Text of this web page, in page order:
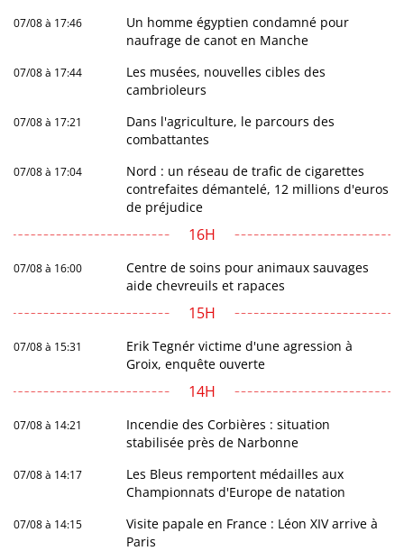
07/08 à 17:46
Un homme égyptien condamné pour
naufrage de canot en Manche
07/08 à 17:44
Les musées, nouvelles cibles des
cambrioleurs
07/08 à 17:21
Dans l'agriculture, le parcours des
combattantes
07/08 à 17:04
Nord : un réseau de trafic de cigarettes
contrefaites démantelé, 12 millions d'euros
de préjudice
16H
07/08 à 16:00
Centre de soins pour animaux sauvages
aide chevreuils et rapaces
15H
07/08 à 15:31
Erik Tegnér victime d'une agression à
Groix, enquête ouverte
14H
07/08 à 14:21
Incendie des Corbières : situation
stabilisée près de Narbonne
07/08 à 14:17
Les Bleus remportent médailles aux
Championnats d'Europe de natation
07/08 à 14:15
Visite papale en France : Léon XIV arrive à
Paris